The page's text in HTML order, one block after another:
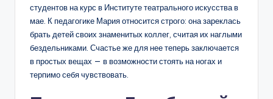
студентов на курс в Институте театрального искусства в
мае. К педагогике Мария относится строго: она зареклась
брать детей своих знаменитых коллег, считая их наглыми
бездельниками. Счастье же для нее теперь заключается
в простых вещах — в возможности стоять на ногах и
терпимо себя чувствовать.